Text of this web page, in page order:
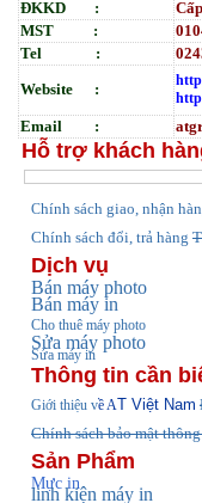
ĐKKD :
MST :
Tel :
Website :
Email :
Hỗ trợ khách
Chính sách giao, nhận
Chính sách đổi, trả hàng
Dịch vụ
Bán máy photo
Bán máy in
Cho thuê máy photo
Sửa máy photo
Sửa máy in
Thông tin cần
Giới thiệu về AT Việt Nam
Chính sách bảo mật
Sản Phẩm
Mực in
linh kiện máy in